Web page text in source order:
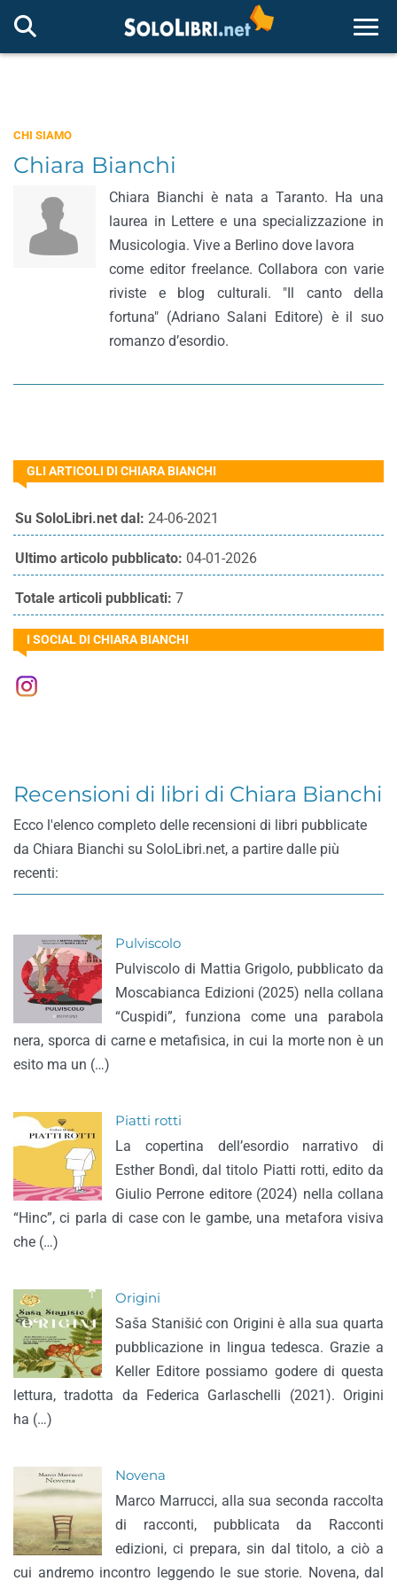
CHI SIAMO
Chiara Bianchi
Chiara Bianchi è nata a Taranto. Ha una
laurea in Lettere e una specializzazione in
Musicologia. Vive a Berlino dove lavora
come editor freelance. Collabora con varie
riviste e blog culturali. "Il canto della
fortuna" (Adriano Salani Editore) è il suo
romanzo d’esordio.
GLI ARTICOLI DI CHIARA BIANCHI
Su SoloLibri.net dal: 24-06-2021
Ultimo articolo pubblicato: 04-01-2026
Totale articoli pubblicati: 7
I SOCIAL DI CHIARA BIANCHI
Recensioni di libri di Chiara Bianchi
Ecco l'elenco completo delle recensioni di libri pubblicate
da Chiara Bianchi su SoloLibri.net, a partire dalle più
recenti:
Pulviscolo
Pulviscolo di Mattia Grigolo, pubblicato da
Moscabianca Edizioni (2025) nella collana
“Cuspidi”, funziona come una parabola
nera, sporca di carne e metafisica, in cui la morte non è un
esito ma un (…)
Piatti rotti
La copertina dell’esordio narrativo di
Esther Bondì, dal titolo Piatti rotti, edito da
Giulio Perrone editore (2024) nella collana
“Hinc”, ci parla di case con le gambe, una metafora visiva
che (…)
Origini
Saša Stanišić con Origini è alla sua quarta
pubblicazione in lingua tedesca. Grazie a
Keller Editore possiamo godere di questa
lettura, tradotta da Federica Garlaschelli (2021). Origini
ha (…)
Novena
Marco Marrucci, alla sua seconda raccolta
di racconti, pubblicata da Racconti
edizioni, ci prepara, sin dal titolo, a ciò a
cui andremo incontro leggendo le sue storie. Novena, dal